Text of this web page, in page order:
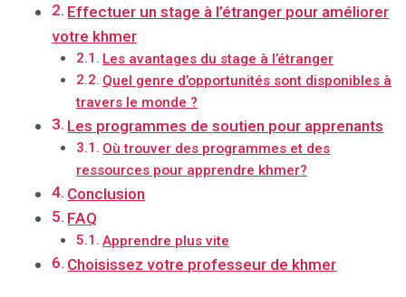
Effectuer un stage à l’étranger pour améliorer
votre khmer
Les avantages du stage à l’étranger
Quel genre d’opportunités sont disponibles à
travers le monde ?
Les programmes de soutien pour apprenants
Où trouver des programmes et des
ressources pour apprendre khmer?
Conclusion
FAQ
Apprendre plus vite
Choisissez votre professeur de khmer